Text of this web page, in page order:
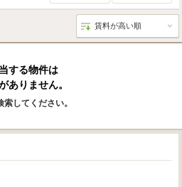
する物件は
ありません。
してください。